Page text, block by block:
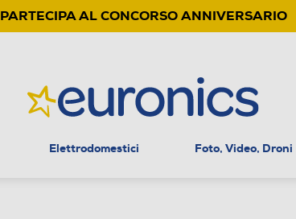
PARTECIPA AL CONCORSO ANNIVERSARIO
Elettrodomestici Foto, Video, Droni